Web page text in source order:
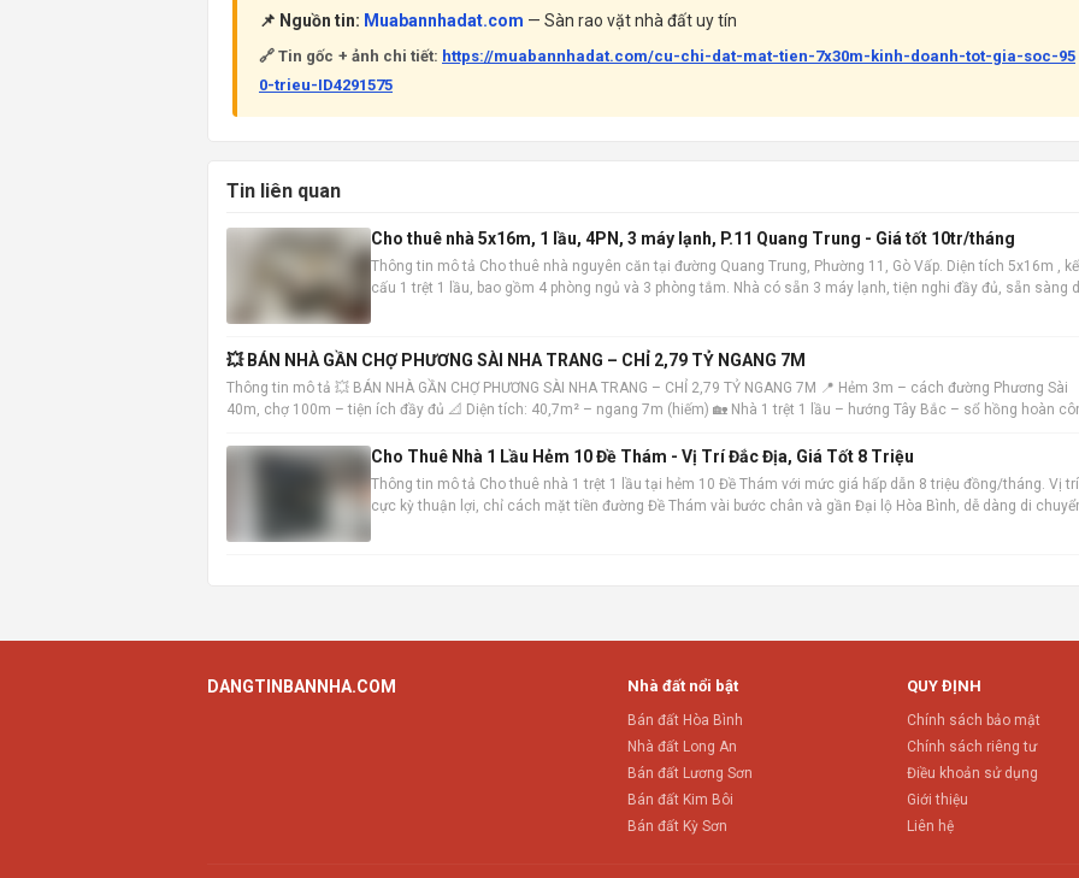
📌 Nguồn tin: Muabannhadat.com — Sàn rao vặt nhà đất uy tín
🔗 Tin gốc + ảnh chi tiết: https://muabannhadat.com/cu-chi-dat-mat-tien-7x30m-kinh-doanh-tot-gia-soc-95
0-trieu-ID4291575
Tin liên quan
Cho thuê nhà 5x16m, 1 lầu, 4PN, 3 máy lạnh, P.11 Quang Trung - Giá tốt 10tr/tháng
Thông tin mô tả Cho thuê nhà nguyên căn tại đường Quang Trung, Phường 11, Gò Vấp. Diện tích 5x16m ,
cấu 1 trệt 1 lầu, bao gồm 4 phòng ngủ và 3 phòng tắm. Nhà có sẵn 3 máy lạnh, tiện nghi đầy đủ, sẵn sàng
💥 BÁN NHÀ GẦN CHỢ PHƯƠNG SÀI NHA TRANG – CHỈ 2,79 TỶ NGANG 7M
Thông tin mô tả 💥 BÁN NHÀ GẦN CHỢ PHƯƠNG SÀI NHA TRANG – CHỈ 2,79 TỶ NGANG 7M 📍 Hẻm 3m – cách đường Phương Sài
40m, chợ 100m – tiện ích đầy đủ 📐 Diện tích: 40,7m² – ngang 7m (hiếm) 🏡 Nhà 1 trệt 1 lầu – hướng Tây Bắc – sổ hồng hoàn
Cho Thuê Nhà 1 Lầu Hẻm 10 Đề Thám - Vị Trí Đắc Địa, Giá Tốt 8 Triệu
Thông tin mô tả Cho thuê nhà 1 trệt 1 lầu tại hẻm 10 Đề Thám với mức giá hấp dẫn 8 triệu đồng/tháng. Vị trí
cực kỳ thuận lợi, chỉ cách mặt tiền đường Đề Thám vài bước chân và gần Đại lộ Hòa Bình, dễ dàng di
DANGTINBANNHA.COM Nhà đất nổi bật
Bán đất Hòa Bình
Nhà đất Long An
Bán đất Lương Sơn
Bán đất Kim Bôi
Bán đất Kỳ Sơn
QUY ĐỊNH
Chính sách bảo mật
Chính sách riêng tư
Điều khoản sử dụng
Giới thiệu
Liên hệ